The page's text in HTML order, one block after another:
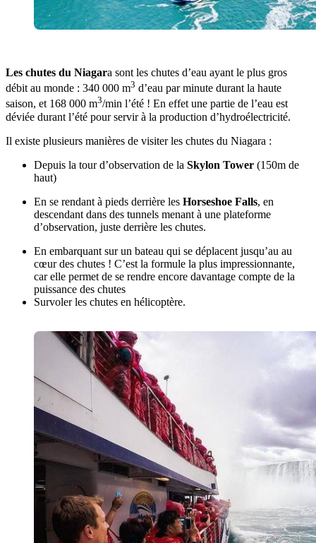
Les chutes du Niagara sont les chutes d’eau ayant le plus gros
débit au monde : 340 000 m3 d’eau par minute durant la haute
saison, et 168 000 m3/min l’été ! En effet une partie de l’eau est
déviée durant l’été pour servir à la production d’hydroélectricité.
Il existe plusieurs manières de visiter les chutes du Niagara :
Depuis la tour d’observation de la Skylon Tower (150m de
haut)
En se rendant à pieds derrière les Horseshoe Falls, en
descendant dans des tunnels menant à une plateforme
d’observation, juste derrière les chutes.
En embarquant sur un bateau qui se déplacent jusqu’au au
cœur des chutes ! C’est la formule la plus impressionnante,
car elle permet de se rendre encore davantage compte de la
puissance des chutes
Survoler les chutes en hélicoptère.